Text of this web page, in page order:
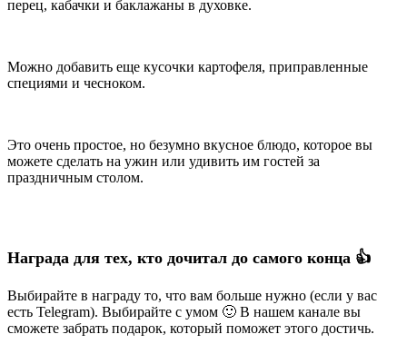
перец, кабачки и баклажаны в духовке.
Можно добавить еще кусочки картофеля, приправленные
специями и чесноком.
Это очень простое, но безумно вкусное блюдо, которое вы
можете сделать на ужин или удивить им гостей за
праздничным столом.
Награда для тех, кто дочитал до самого конца 👍
Выбирайте в награду то, что вам больше нужно (если у вас
есть Telegram). Выбирайте с умом 🙂 В нашем канале вы
сможете забрать подарок, который поможет этого достичь.